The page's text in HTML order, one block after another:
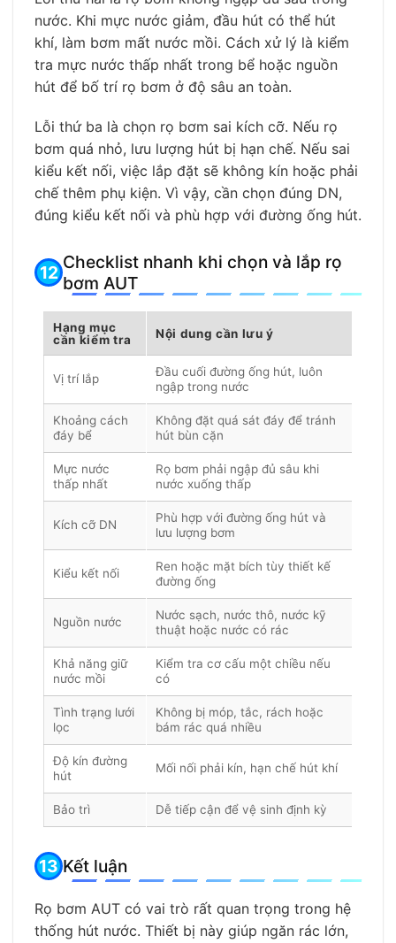
nước. Khi mực nước giảm, đầu hút có thể hút
khí, làm bơm mất nước mồi. Cách xử lý là kiểm
tra mực nước thấp nhất trong bể hoặc nguồn
hút để bố trí rọ bơm ở độ sâu an toàn.
Lỗi thứ ba là chọn rọ bơm sai kích cỡ. Nếu rọ
bơm quá nhỏ, lưu lượng hút bị hạn chế. Nếu sai
kiểu kết nối, việc lắp đặt sẽ không kín hoặc phải
chế thêm phụ kiện. Vì vậy, cần chọn đúng DN,
đúng kiểu kết nối và phù hợp với đường ống hút.
Checklist nhanh khi chọn và lắp rọ
bơm AUT
Hạng mục
cần kiểm tra
Nội dung cần lưu ý
Vị trí lắp
Đầu cuối đường ống hút, luôn
ngập trong nước
Khoảng cách
đáy bể
Không đặt quá sát đáy để tránh
hút bùn cặn
Mực nước
thấp nhất
Rọ bơm phải ngập đủ sâu khi
nước xuống thấp
Kích cỡ DN
Phù hợp với đường ống hút và
lưu lượng bơm
Kiểu kết nối
Ren hoặc mặt bích tùy thiết kế
đường ống
Nguồn nước
Nước sạch, nước thô, nước kỹ
thuật hoặc nước có rác
Khả năng giữ
nước mồi
Kiểm tra cơ cấu một chiều nếu
có
Tình trạng lưới
lọc
Không bị móp, tắc, rách hoặc
bám rác quá nhiều
Độ kín đường
hút
Mối nối phải kín, hạn chế hút khí
Bảo trì Dễ tiếp cận để vệ sinh định kỳ
Kết luận
Rọ bơm AUT có vai trò rất quan trọng trong hệ
thống hút nước. Thiết bị này giúp ngăn rác lớn,